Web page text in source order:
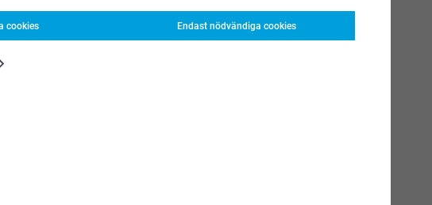
cookies Endast nödvändiga cookies